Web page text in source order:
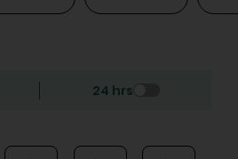
24 hrs